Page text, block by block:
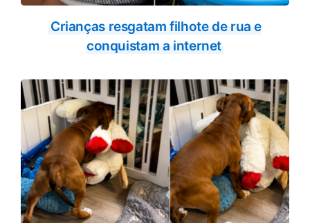
Crianças resgatam filhote de rua e
conquistam a internet